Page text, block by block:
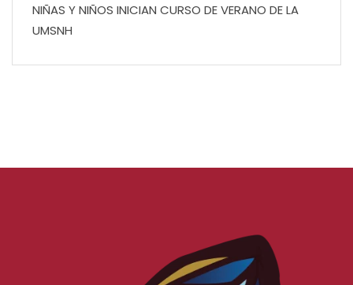
NIÑAS Y NIÑOS INICIAN CURSO DE VERANO DE LA
UMSNH